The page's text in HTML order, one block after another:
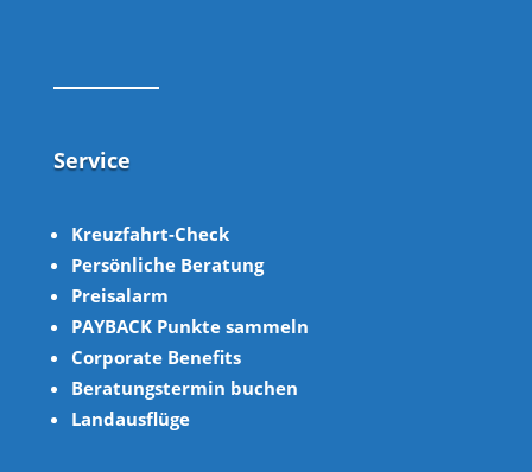
Service
Kreuzfahrt-Check
Persönliche Beratung
Preisalarm
PAYBACK Punkte sammeln
Corporate Benefits
Beratungstermin buchen
Landausflüge